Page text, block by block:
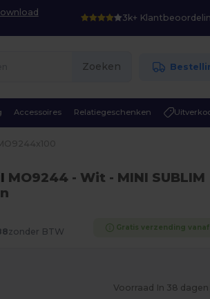
3k+
Zoeken
Accessoires Relatiegeschenken
MO9244 - Wit - MINI SUBLIM
zonder BTW Gratis verzending
Voorraad In 38 dagen